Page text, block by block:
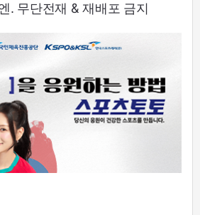
무단전재 & 재배포 금지